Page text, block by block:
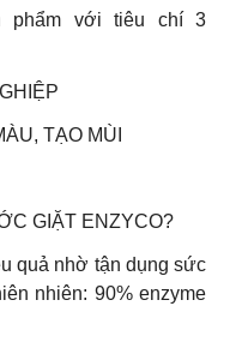
phẩm với tiêu chí 3
TẠO MÙI
GIẶT ENZYCO?
quả nhờ tận dụng sức
nhiên: 90% enzyme